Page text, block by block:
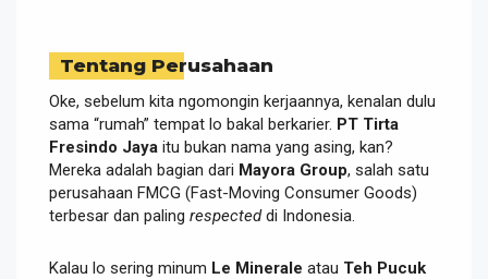
Tentang Perusahaan
Oke, sebelum kita ngomongin kerjaannya, kenalan dulu
sama “rumah” tempat lo bakal berkarier. PT Tirta
Fresindo Jaya itu bukan nama yang asing, kan?
Mereka adalah bagian dari Mayora Group, salah satu
perusahaan FMCG (Fast-Moving Consumer Goods)
terbesar dan paling respecteddi Indonesia.
Kalau lo sering minum Le Minerale atau Teh Pucuk